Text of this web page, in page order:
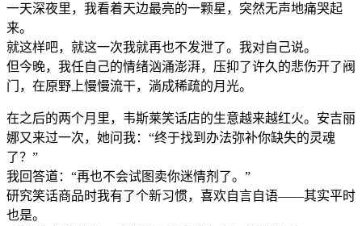
一天深夜里，我看着天边最亮的一颗星，突然无声地痛哭起
来。
就这样吧，就这一次我就再也不发泄了。我对自己说。
但今晚，我任自己的情绪汹涌澎湃，压抑了许久的悲伤开了阀
门，在原野上慢慢流干，淌成稀疏的月光。
在之后的两个月里，韦斯莱笑话店的生意越来越红火。安吉丽
娜又来过一次，她问我：“终于找到办法弥补你缺失的灵魂
了？”
我回答道：“再也不会试图卖你迷情剂了。”
研究笑话商品时我有了个新习惯，喜欢自言自语——其实平时
也是。